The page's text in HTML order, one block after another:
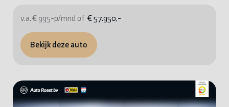
v.a. € 995-p/mnd of € 57.950,-
Bekijk deze auto